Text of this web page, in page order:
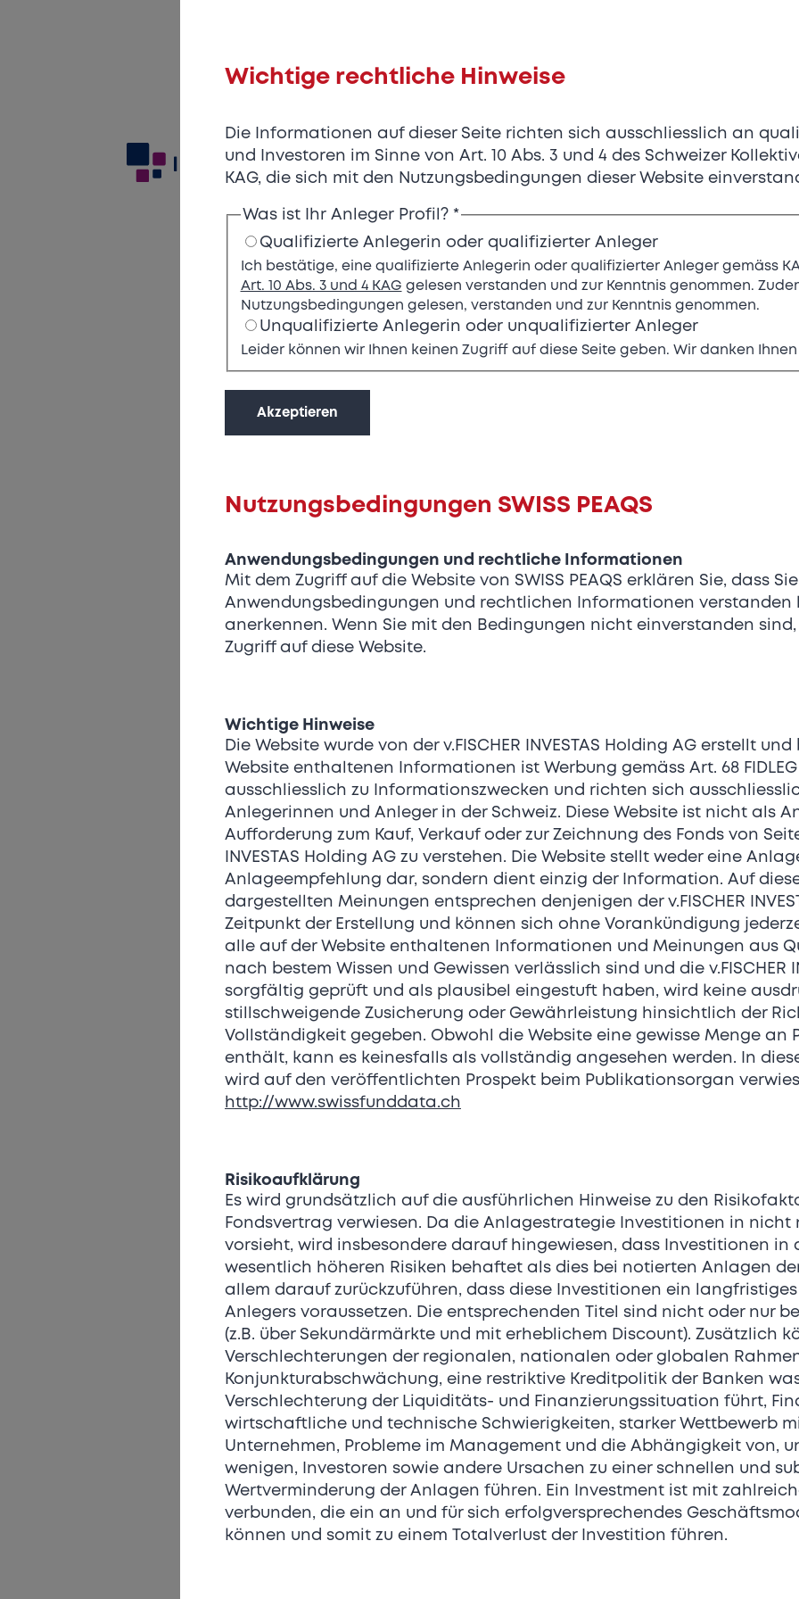
Innovativer
für audiovisuelle
Lösungen in der
Die IDS Group hat sich zum Ziel gesetzt,
Audio- und Videomarkt (ProAV) in der
und die Wertschöpfungskette mittels
Unternehmenskommunikation, sondern
Unterhalt wird den Kunden ein 360-Grad
Zur IDS Group gehören u.a. die beiden
die auviso AG.
mehr zu IDS Group In SWISS PEAQS
Facts
480
Aktionariat
Schlüsselexponenten und
Management
Wachstumstreiber
Marktleader Schweiz
Buy-and-Build-Strategie
Skalierbare Unternehmensstruktur
Ausschöpfung von Synergien
360-Grad-Servicepakete
Innovation, Integration neuer
Technologien und Digitalisierung
Wichtige rechtliche Hinweise
Die Informationen auf dieser Seite richten sich ausschliesslich an
und Investoren im Sinne von Art. 10 Abs. 3 und 4 des Schweizer
KAG, die sich mit den Nutzungsbedingungen dieser Website
Was ist Ihr Anleger Profil? *
Qualifizierte Anlegerin oder qualifizierter Anleger
Ich bestätige, eine qualifizierte Anlegerin oder qualifizierter Anleger gemäss
Art. 10 Abs. 3 und 4 KAG gelesen verstanden und zur Kenntnis genommen.
Nutzungsbedingungen gelesen, verstanden und zur Kenntnis genommen.
Unqualifizierte Anlegerin oder unqualifizierter Anleger
Leider können wir Ihnen keinen Zugriff auf diese Seite geben. Wir danken
Akzeptieren
Nutzungsbedingungen SWISS PEAQS
Anwendungsbedingungen und rechtliche Informationen
Mit dem Zugriff auf die Website von SWISS PEAQS erklären Sie, dass
Anwendungsbedingungen und rechtlichen Informationen verstanden
anerkennen. Wenn Sie mit den Bedingungen nicht einverstanden
Zugriff auf diese Website.
Wichtige Hinweise
Die Website wurde von der v.FISCHER INVESTAS Holding AG erstellt
Website enthaltenen Informationen ist Werbung gemäss Art. 68
ausschliesslich zu Informationszwecken und richten sich
Anlegerinnen und Anleger in der Schweiz. Diese Website ist nicht als
Aufforderung zum Kauf, Verkauf oder zur Zeichnung des Fonds von
INVESTAS Holding AG zu verstehen. Die Website stellt weder eine
Anlageempfehlung dar, sondern dient einzig der Information. Auf
dargestellten Meinungen entsprechen denjenigen der v.FISCHER
Zeitpunkt der Erstellung und können sich ohne Vorankündigung
alle auf der Website enthaltenen Informationen und Meinungen aus
nach bestem Wissen und Gewissen verlässlich sind und die v.FISCHER
sorgfältig geprüft und als plausibel eingestuft haben, wird keine
stillschweigende Zusicherung oder Gewährleistung hinsichtlich der
Vollständigkeit gegeben. Obwohl die Website eine gewisse Menge an
enthält, kann es keinesfalls als vollständig angesehen werden. In
wird auf den veröffentlichten Prospekt beim Publikationsorgan
http://www.swissfunddata.ch
Risikoaufklärung
Es wird grundsätzlich auf die ausführlichen Hinweise zu den
Fondsvertrag verwiesen. Da die Anlagestrategie Investitionen in nicht
vorsieht, wird insbesondere darauf hingewiesen, dass Investitionen in
wesentlich höheren Risiken behaftet als dies bei notierten Anlagen
allem darauf zurückzuführen, dass diese Investitionen ein
Anlegers voraussetzen. Die entsprechenden Titel sind nicht oder nur
(z.B. über Sekundärmärkte und mit erheblichem Discount). Zusätzlich
Verschlechterungen der regionalen, nationalen oder globalen
Konjunkturabschwächung, eine restriktive Kreditpolitik der Banken
Verschlechterung der Liquiditäts- und Finanzierungssituation führt,
wirtschaftliche und technische Schwierigkeiten, starker Wettbewerb
Unternehmen, Probleme im Management und die Abhängigkeit von,
wenigen, Investoren sowie andere Ursachen zu einer schnellen und
Wertverminderung der Anlagen führen. Ein Investment ist mit
verbunden, die ein an und für sich erfolgversprechendes
können und somit zu einem Totalverlust der Investition führen.